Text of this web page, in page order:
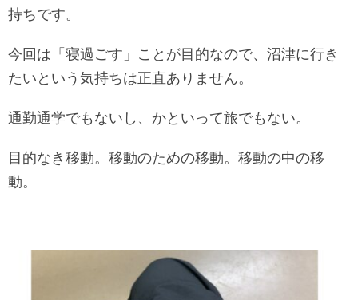
持ちです。
今回は「寝過ごす」ことが目的なので、沼津に行き
たいという気持ちは正直ありません。
通勤通学でもないし、かといって旅でもない。
目的なき移動。移動のための移動。移動の中の移
動。